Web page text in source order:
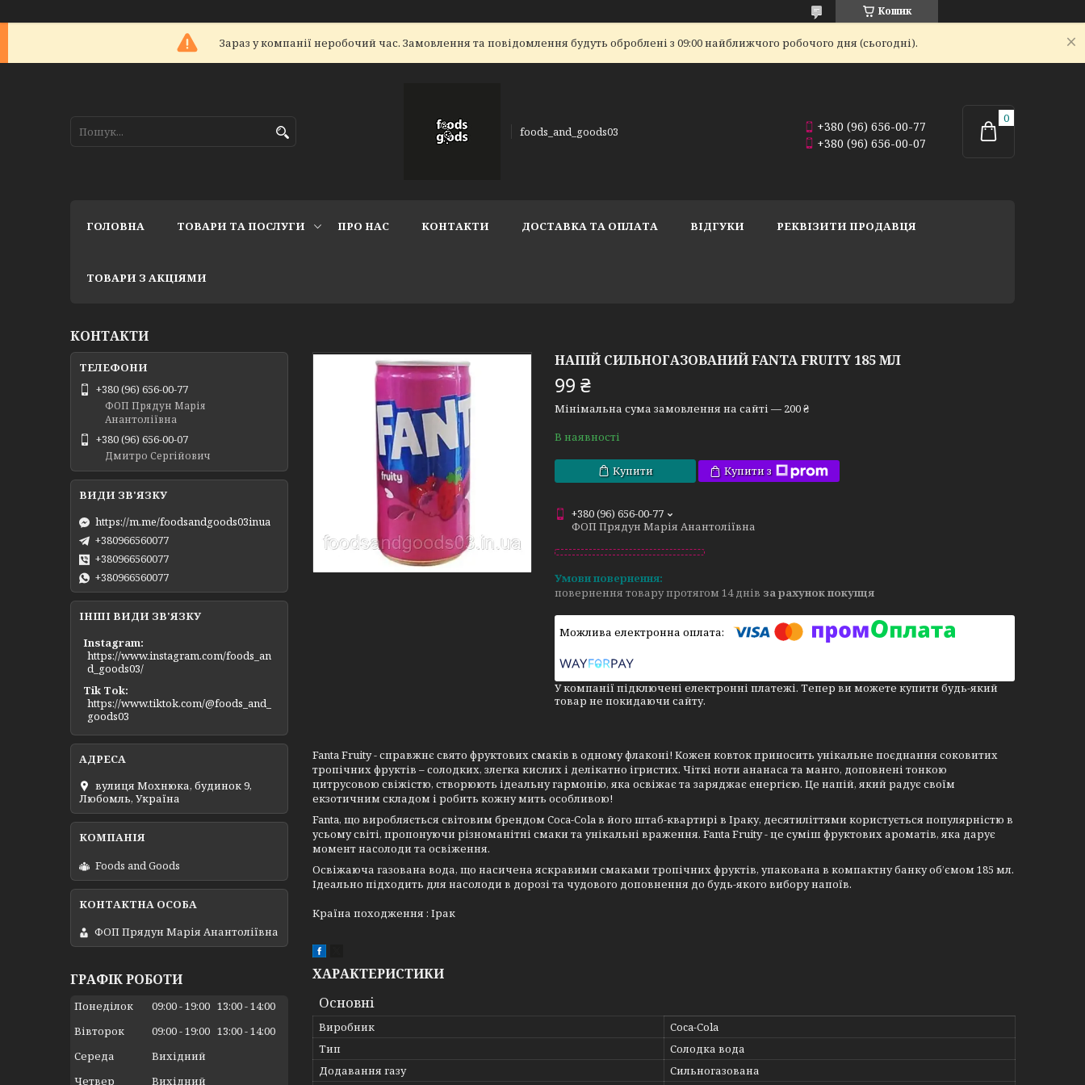
Кошик
Зараз у компанії неробочий час. Замовлення та повідомлення будуть оброблені з 09:00 найближчого робочого дня (сьогодні).
foods_and_goods03
+380 (96) 656-00-77
+380 (96) 656-00-07
ГОЛОВНА ТОВАРИ ТА ПОСЛУГИ ПРО НАС КОНТАКТИ ДОСТАВКА ТА ОПЛАТА ВІДГУКИ РЕКВІЗИТИ ПРОДАВЦЯ
ТОВАРИ З АКЦІЯМИ
НАПІЙ СИЛЬНОГАЗОВАНИЙ FANTA FRUITY 185 МЛ
99 ₴
Мінімальна сума замовлення на сайті — 200 ₴
В наявності
Купити Купити з
+380 (96) 656-00-77
ФОП Прядун Марія Анантоліївна
повернення товару протягом 14 днів за рахунок покупця
У компанії підключені електронні платежі. Тепер ви можете купити будь-який
товар не покидаючи сайту.
Fanta Fruity - справжнє свято фруктових смаків в одному флаконі! Кожен ковток приносить унікальне поєднання соковитих
тропічних фруктів – солодких, злегка кислих і делікатно ігристих. Чіткі ноти ананаса та манго, доповнені тонкою
цитрусовою свіжістю, створюють ідеальну гармонію, яка освіжає та заряджає енергією. Це напій, який радує своїм
екзотичним складом і робить кожну мить особливою!
Fanta, що виробляється світовим брендом Coca-Cola в його штаб-квартирі в Іраку, десятиліттями користується популярністю в
усьому світі, пропонуючи різноманітні смаки та унікальні враження. Fanta Fruity - це суміш фруктових ароматів, яка дарує
момент насолоди та освіження.
Освіжаюча газована вода, що насичена яскравими смаками тропічних фруктів, упакована в компактну банку об’ємом 185 мл.
Ідеально підходить для насолоди в дорозі та чудового доповнення до будь-якого вибору напоїв.
Країна походження : Ірак
ХАРАКТЕРИСТИКИ
Основні
Виробник
Coca-Cola
Тип
Солодка вода
Додавання газу
Сильногазована
КОНТАКТИ
+380 (96) 656-00-77
ФОП Прядун Марія
Анантоліївна
+380 (96) 656-00-07
Дмитро Сергійович
https://m.me/foodsandgoods03inua
+380966560077
+380966560077
+380966560077
ІНШІ ВИДИ ЗВ'ЯЗКУ
Instagram
https://www.instagram.com/foods_an
d_goods03/
Tik Tok
https://www.tiktok.com/@foods_and_
goods03
вулиця Мохнюка, будинок 9,
Любомль, Україна
Foods and Goods
ФОП Прядун Марія Анантоліївна
ГРАФІК РОБОТИ
Понеділок 09:00 19:00 13:00 14:00
Вівторок
09:00 19:00 13:00 14:00
Середа
Вихідний
Четвер
Вихідний